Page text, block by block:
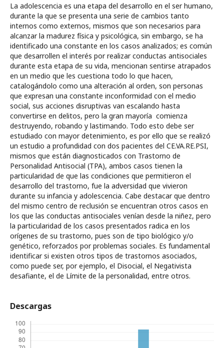
La adolescencia es una etapa del desarrollo en el ser humano,
durante la que se presenta una serie de cambios tanto
internos como externos, mismos que son necesarios para
alcanzar la madurez física y psicológica, sin embargo, se ha
identificado una constante en los casos analizados; es común
que desarrollen el interés por realizar conductas antisociales
durante esta etapa de su vida, mencionan sentirse atrapados
en un medio que les cuestiona todo lo que hacen,
catalogándolo como una alteración al orden, son personas
que expresan una constante inconformidad con el medio
social, sus acciones disruptivas van escalando hasta
convertirse en delitos, pero la gran mayoría comienza
destruyendo, robando y lastimando. Todo esto debe ser
estudiado con mayor detenimiento, es por ello que se realizó
un estudio a profundidad con dos pacientes del CE.VA.RE.PSI,
mismos que están diagnosticados con Trastorno de
Personalidad Antisocial (TPA), ambos casos tienen la
particularidad de que las condiciones que permitieron el
desarrollo del trastorno, fue la adversidad que vivieron
durante su infancia y adolescencia. Cabe destacar que dentro
del mismo centro de reclusión se encuentran otros casos en
los que las conductas antisociales venían desde la niñez, pero
la particularidad de los casos presentados radica en los
orígenes de su trastorno, pues son de tipo biológico y/o
genético, reforzados por problemas sociales. Es fundamental
identificar si existen otros tipos de trastornos asociados,
como puede ser, por ejemplo, el Disocial, el Negativista
desafiante, el de Límite de la personalidad, entre otros.
Descargas